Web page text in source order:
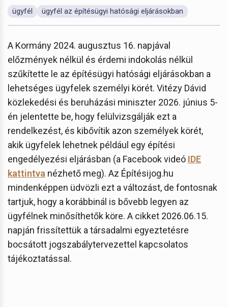
ügyfél ügyfél az építésügyi hatósági eljárásokban
A Kormány 2024. augusztus 16. napjával
előzmények nélkül és érdemi indokolás nélkül
szűkítette le az építésügyi hatósági eljárásokban a
lehetséges ügyfelek személyi körét. Vitézy Dávid
közlekedési és beruházási miniszter 2026. június 5-
én jelentette be, hogy felülvizsgálják ezt a
rendelkezést, és kibővítik azon személyek körét,
akik ügyfelek lehetnek például egy építési
engedélyezési eljárásban (a Facebook videó IDE
kattintva nézhető meg). Az Építésijog.hu
mindenképpen üdvözli ezt a változást, de fontosnak
tartjuk, hogy a korábbinál is bővebb legyen az
ügyfélnek minősíthetők köre. A cikket 2026.06.15.
napján frissítettük a társadalmi egyeztetésre
bocsátott jogszabálytervezettel kapcsolatos
tájékoztatással.